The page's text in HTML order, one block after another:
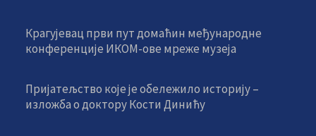
Крагујевац први пут домаћин међународне
конференције ИКОМ-ове мреже музеја
Пријатељство које је обележило историју –
изложба о доктору Кости Динићу